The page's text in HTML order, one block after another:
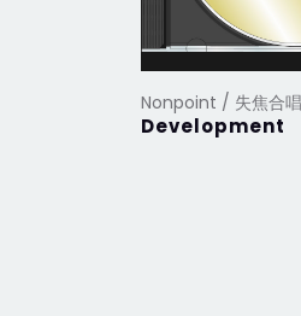
Nonpoint / 失焦合
Development